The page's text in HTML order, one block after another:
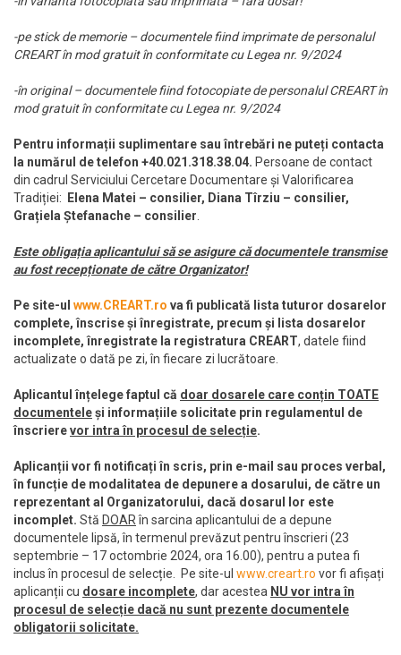
-pe stick de memorie – documentele fiind imprimate de personalul
CREART în mod gratuit în conformitate cu Legea nr. 9/2024
-în original – documentele fiind fotocopiate de personalul CREART în
mod gratuit în conformitate cu Legea nr. 9/2024
Pentru informații suplimentare sau întrebări ne puteți contacta
la numărul de telefon +40.021.318.38.04. Persoane de contact
din cadrul Serviciului Cercetare Documentare și Valorificarea
Tradiției: Elena Matei – consilier, Diana Tîrziu – consilier,
Grațiela Ștefanache – consilier
Este obligația aplicantului să se asigure că documentele transmise
au fost recepționate de către Organizator!
Pe site-ul www.CREART.ro va fi publicată lista tuturor dosarelor
complete, înscrise și înregistrate, precum și lista dosarelor
incomplete, înregistrate la registratura CREART, datele fiind
actualizate o dată pe zi, în fiecare zi lucrătoare.
Aplicantul înțelege faptul că doar dosarele care conțin TOATE
documenteleși informațiile solicitate prin regulamentul de
înscrierevor intra în procesul de selecție.
Aplicanții vor fi notificați în scris, prin e-mail sau proces verbal,
în funcție de modalitatea de depunere a dosarului, de către un
reprezentant al Organizatorului, dacă dosarul lor este
incomplet. Stă DOARîn sarcina aplicantului de a depune
documentele lipsă, în termenul prevăzut pentru înscrieri (23
septembrie – 17 octombrie 2024, ora 16.00), pentru a putea fi
inclus în procesul de selecție.
Pe site-ul www.creart.ro vor fi afișați
aplicanții cu dosare incomplete, dar acestea NU vor intra în
procesul de selecție dacă nu sunt prezente documentele
obligatorii solicitate.